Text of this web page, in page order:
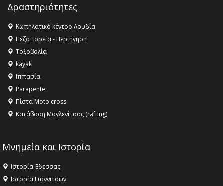
16:27 - Όλυμπος: Εντάχθηκε στον Κατάλογο Παγκόσμιας
Κληρονομιάς της UNESCO – Ομόφωνη η απόφαση Ο
Όλυμπος αναγνωρίστηκε ως φυσικό και πολιτιστικό
αγαθό εξέχουσας οικουμενικής αξίας για την
ανθρωπότητα
16:18 -
ΣΤΗΝ ΕΔΕΣΣΑ
Δραστηριότητες
Κωπηλατικό κέντρο Λουδία
Πεζοπορεία - Περιήγηση
Τοξοβολία
kayak
Ιππασία
Parapente
Πίστα Moto cross
Κατάβαση Μογλενίτσας (rafting)
Μνημεία και Ιστορία
Ιστορία Έδεσσας
Ιστορία Γιαννιτσών